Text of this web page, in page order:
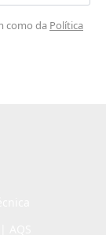
como da Política